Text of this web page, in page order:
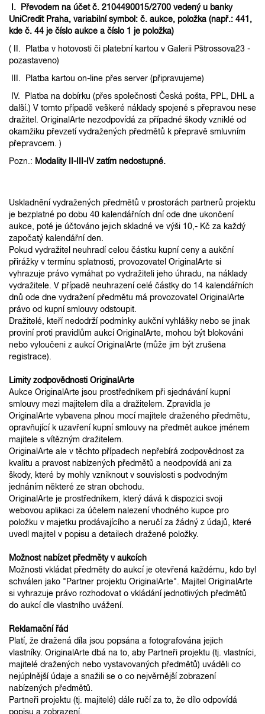
I. Převodem na účet č. 2104490015/2700 vedený u banky
UniCredit Praha, variabilní symbol: č. aukce, položka (např.: 441,
kde č. 44 je číslo aukce a číslo 1 je položka)
( II. Platba v hotovosti či platební kartou v Galerii Pštrossova23 -
pozastaveno)
III. Platba kartou on-line přes server (připravujeme)
IV. Platba na dobírku (přes společnosti Česká pošta, PPL, DHL a
další.) V tomto případě veškeré náklady spojené s přepravou nese
dražitel. OriginalArte nezodpovídá za případné škody vzniklé od
okamžiku převzetí vydražených předmětů k přepravě smluvním
přepravcem. )
Pozn.: Modality II-III-IV zatím nedostupné.
Uskladnění vydražených předmětů v prostorách partnerů projektu
je bezplatné po dobu 40 kalendářních dní ode dne ukončení
aukce, poté je účtováno jejich skladné ve výši 10,- Kč za každý
započatý kalendářní den.
Pokud vydražitel neuhradí celou částku kupní ceny a aukční
přirážky v termínu splatnosti, provozovatel OriginalArte si
vyhrazuje právo vymáhat po vydražiteli jeho úhradu, na náklady
vydražitele. V případě neuhrazení celé částky do 14 kalendářních
dnů ode dne vydražení předmětu má provozovatel OriginalArte
právo od kupní smlouvy odstoupit.
Dražitelé, kteří nedodrží podmínky aukční vyhlášky nebo se jinak
proviní proti pravidlům aukcí OriginalArte, mohou být blokováni
nebo vyloučeni z aukcí OriginalArte (může jim být zrušena
registrace).
Limity zodpovědnosti OriginalArte
Aukce OriginalArte jsou prostředníkem při sjednávání kupní
smlouvy mezi majitelem díla a dražitelem. Zpravidla je
OriginalArte vybavena plnou mocí majitele draženého předmětu,
opravňující k uzavření kupní smlouvy na předmět aukce jménem
majitele s vítězným dražitelem.
OriginalArte ale v těchto případech nepřebírá zodpovědnost za
kvalitu a pravost nabízených předmětů a neodpovídá ani za
škody, které by mohly vzniknout v souvislosti s podvodným
jednáním některé ze stran obchodu.
OriginalArte je prostředníkem, který dává k dispozici svoji
webovou aplikaci za účelem nalezení vhodného kupce pro
položku v majetku prodávajícího a neručí za žádný z údajů, které
uvedl majitel v popisu a detailech dražené položky.
Možnost nabízet předměty v aukcích
Možnosti vkládat předměty do aukcí je otevřená každému, kdo byl
schválen jako "Partner projektu OriginalArte". Majitel OriginalArte
si vyhrazuje právo rozhodovat o vkládání jednotlivých předmětů
do aukcí dle vlastního uvážení.
Reklamační řád
Platí, že dražená díla jsou popsána a fotografována jejich
vlastníky. OriginalArte dbá na to, aby Partneři projektu (tj. vlastníci,
majitelé dražených nebo vystavovaných předmětů) uváděli co
nejúplnější údaje a snažili se o co nejvěrnější zobrazení
nabízených předmětů.
Partneři projektu (tj. majitelé) dále ručí za to, že dílo odpovídá
popisu a zobrazení.